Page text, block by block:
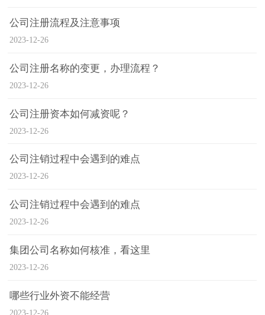
公司注册流程及注意事项
2023-12-26
公司注册名称的变更，办理流程？
2023-12-26
公司注册资本如何减资呢？
2023-12-26
公司注销过程中会遇到的难点
2023-12-26
公司注销过程中会遇到的难点
2023-12-26
集团公司名称如何核准，看这里
2023-12-26
哪些行业外资不能经营
2023-12-26